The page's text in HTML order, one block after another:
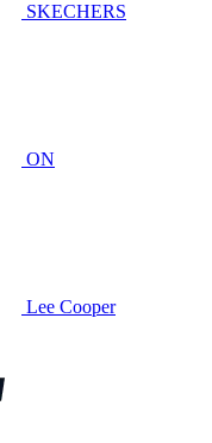
SKECHERS
ON
Lee Cooper